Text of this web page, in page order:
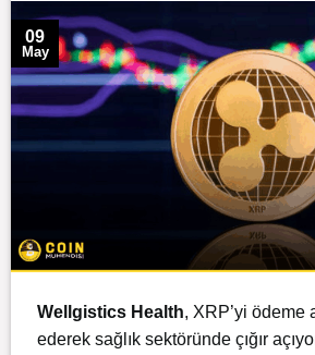
09
May
Wellgistics Health, XRP’yi ödeme
ederek sağlık sektöründe çığır